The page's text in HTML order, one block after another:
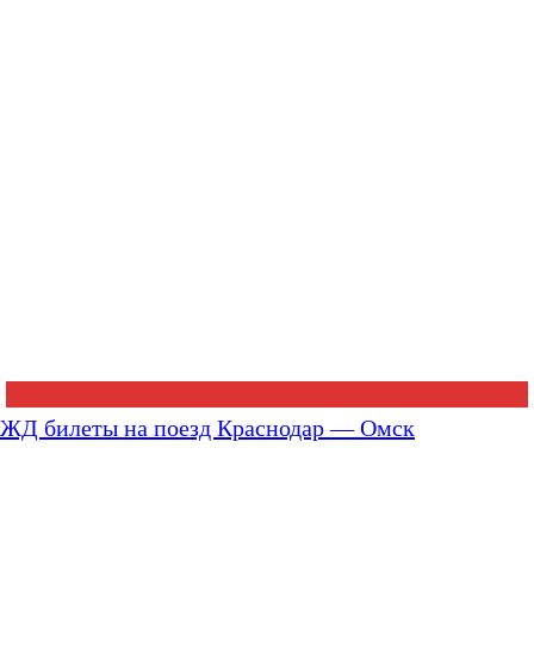
ЖД билеты на поезд Краснодар — Омск